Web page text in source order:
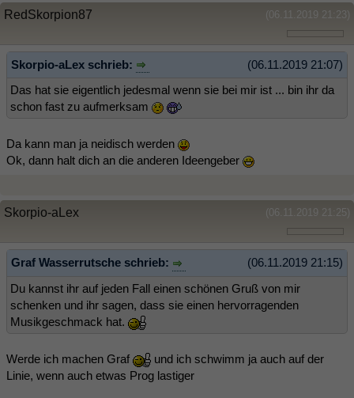
(06.11.2019 21:23)
RedSkorpion87
(06.11.2019 21:07)
Skorpio-aLex schrieb:
Das hat sie eigentlich jedesmal wenn sie bei mir ist ... bin ihr da
schon fast zu aufmerksam
Da kann man ja neidisch werden
Ok, dann halt dich an die anderen Ideengeber
(06.11.2019 21:25)
Skorpio-aLex
(06.11.2019 21:15)
Graf Wasserrutsche schrieb:
Du kannst ihr auf jeden Fall einen schönen Gruß von mir
schenken und ihr sagen, dass sie einen hervorragenden
Musikgeschmack hat.
Werde ich machen Graf
und ich schwimm ja auch auf der
Linie, wenn auch etwas Prog lastiger